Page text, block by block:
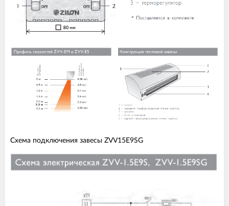
Схема подключения завесы ZVV15E9SG